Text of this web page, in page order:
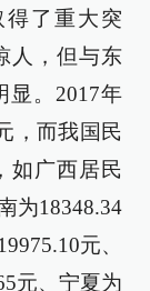
了重大突
人，但与东
显。2017年
，而我国民
如广西居民
为18348.34
元、
元、宁夏为